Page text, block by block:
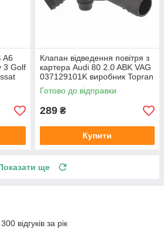
A6
3 Golf
Клапан відведення повітря з
картера Audi 80 2.0 ABK VAG
037129101K виробник Topran
Німеччина
Готово до відправки
289 ₴
Купити
ще
відгуків за рік